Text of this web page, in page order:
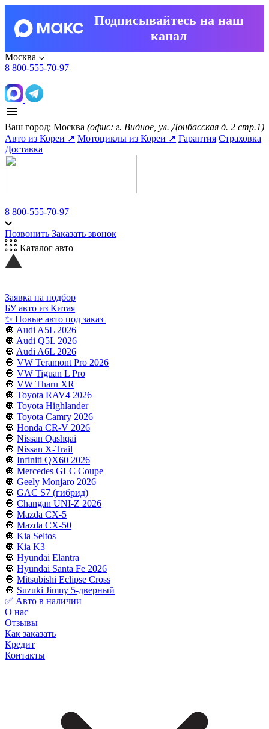
Подписывайтесь на наш
канал
Москва
8 800-555-70-97
Ваш город: Москва (офис: г. Видное, ул. Донбасская д. 2 стр.1)
Авто из Кореи ↗ Мотоциклы из Кореи ↗ Гарантия Страховка
Доставка
8 800-555-70-97
Позвонить Заказать звонок
Каталог авто
Заявка на подбор
БУ авто из Китая
✨ Новые авто под заказ
🔘 Audi A5L 2026
🔘 Audi Q5L 2026
🔘 Audi A6L 2026
🔘 VW Teramont Pro 2026
🔘 VW Tiguan L Pro
🔘 VW Tharu XR
🔘 Toyota RAV4 2026
🔘 Toyota Highlander
🔘 Toyota Camry 2026
🔘 Honda CR-V 2026
🔘 Nissan Qashqai
🔘 Nissan X-Trail
🔘 Infiniti QX60 2026
🔘 Mercedes GLC Coupe
🔘 Geely Monjaro 2026
🔘 GAC S7 (гибрид)
🔘 Changan UNI-Z 2026
🔘 Mazda CX-5
🔘 Mazda CX-50
🔘 Kia Seltos
🔘 Kia K3
🔘 Hyundai Elantra
🔘 Hyundai Santa Fe 2026
🔘 Mitsubishi Eclipse Cross
🔘 Suzuki Jimny 5-дверный
✅ Авто в наличии
О нас
Отзывы
Как заказать
Кредит
Контакты